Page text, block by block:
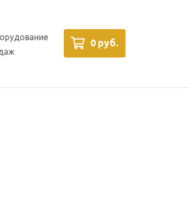
0 руб.